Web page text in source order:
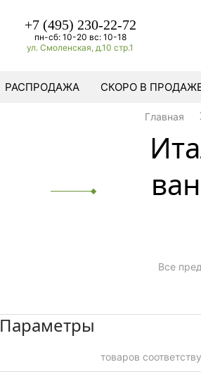
+7 (495) 230-22-72
пн-сб: 10-20 вс: 10-18
ул. Смоленская, д.10 стр.1
РАСПРОДАЖА СКОРО В
Главная
Все
Параметры
товаров